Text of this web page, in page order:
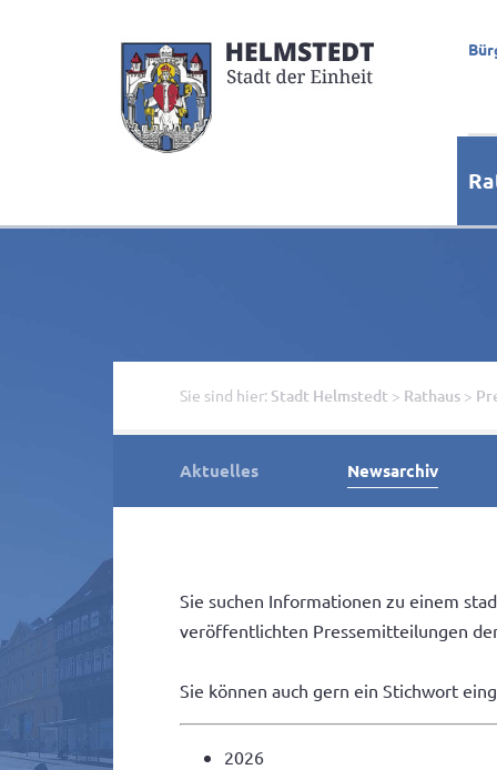
Sie sind hier: Stadt Helmstedt > Rathaus >
Aktuelles Newsarchiv
Sie suchen Informationen zu einem
veröffentlichten Pressemitteilungen
Sie können auch gern ein Stichwort
2026